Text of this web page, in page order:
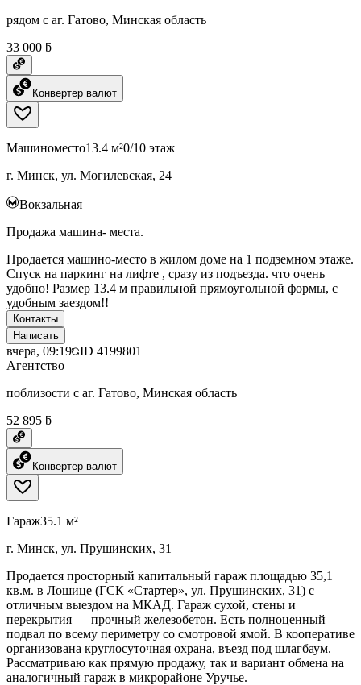
рядом с аг. Гатово, Минская область
33 000 ƃ
Конвертер валют
Машиноместо13.4 м²0/10 этаж
г. Минск, ул. Могилевская, 24
Вокзальная
Продажа машина- места.
Продается машино-место в жилом доме на 1 подземном этаже.
Спуск на паркинг на лифте , сразу из подъезда. что очень
удобно! Размер 13.4 м правильной прямоугольной формы, с
удобным заездом!!
Контакты
Написать
вчера, 09:19 ID 4199801
Агентство
поблизости с аг. Гатово, Минская область
52 895 ƃ
Конвертер валют
Гараж35.1 м²
г. Минск, ул. Прушинских, 31
Продается просторный капитальный гараж площадью 35,1
кв.м. в Лошице (ГСК «Стартер», ул. Прушинских, 31) с
отличным выездом на МКАД. Гараж сухой, стены и
перекрытия — прочный железобетон. Есть полноценный
подвал по всему периметру со смотровой ямой. В кооперативе
организована круглосуточная охрана, въезд под шлагбаум.
Рассматриваю как прямую продажу, так и вариант обмена на
аналогичный гараж в микрорайоне Уручье.